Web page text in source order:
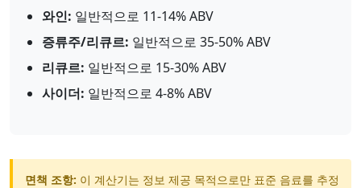
와인: 일반적으로 11-14% ABV
증류주/리큐르: 일반적으로 35-50% ABV
리큐르: 일반적으로 15-30% ABV
사이더: 일반적으로 4-8% ABV
면책 조항: 이 계산기는 정보 제공 목적으로만 표준 음료를 추정